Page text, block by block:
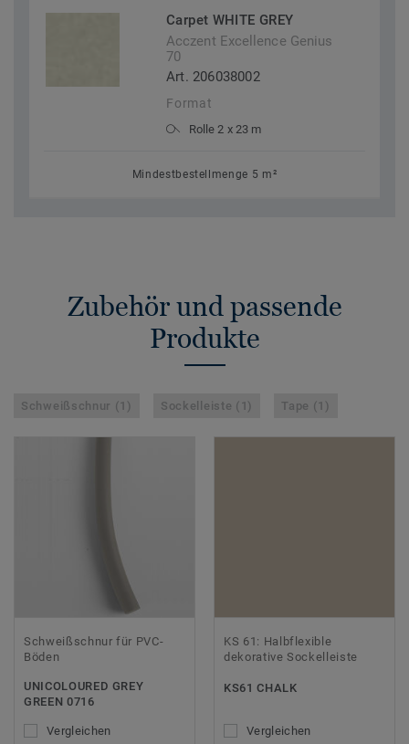
Carpet WHITE GREY
Acczent Excellence Genius
70
Art. 206038002
Format
Rolle 2 x 23 m
Mindestbestellmenge 5 m²
Zubehör und passende
Produkte
Schweißschnur (1) Sockelleiste (1) Tape (1)
Schweißschnur für PVC-
Böden
UNICOLOURED GREY
GREEN 0716
Vergleichen
KS 61: Halbflexible
dekorative Sockelleiste
KS61 CHALK
Vergleichen